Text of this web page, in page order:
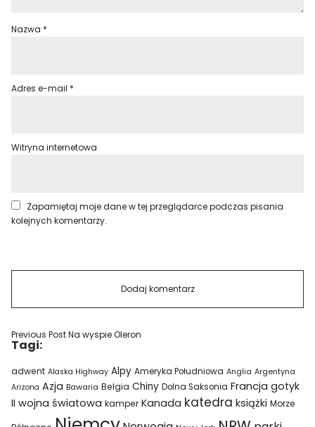
Nazwa *
Adres e-mail *
Witryna internetowa
Zapamiętaj moje dane w tej przeglądarce podczas pisania
kolejnych komentarzy.
Previous PostNa wyspie Oleron
Tagi:
adwent Alaska Highway Alpy Ameryka Południowa Anglia Argentyna
Arizona Azja Bawaria Belgia Chiny Dolna Saksonia Francja gotyk
II wojna światowa kamper Kanada katedra książki Morze